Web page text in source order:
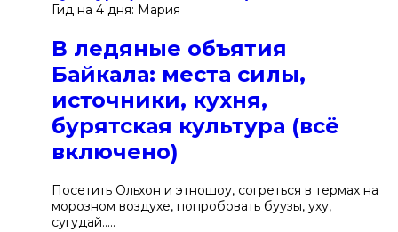
Гид на 4 дня: Мария
В ледяные объятия
Байкала: места силы,
источники, кухня,
бурятская культура (всё
включено)
Посетить Ольхон и этношоу, согреться в термах на
морозном воздухе, попробовать буузы, уху,
сугудай.....